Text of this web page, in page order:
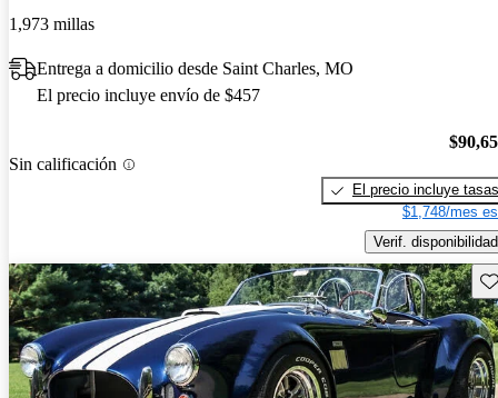
1,973 millas
Entrega a domicilio desde Saint Charles, MO
El precio incluye envío de $457
Sin calificación
El precio incluye tasas
$1,748/mes
Verif. disponibilidad